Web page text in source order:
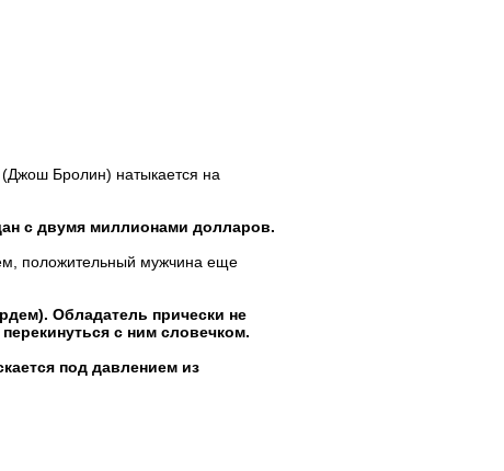
Бролин) натыкается на
с двумя миллионами долларов.
положительный мужчина еще
Обладатель прически не
с ним словечком.
под давлением из